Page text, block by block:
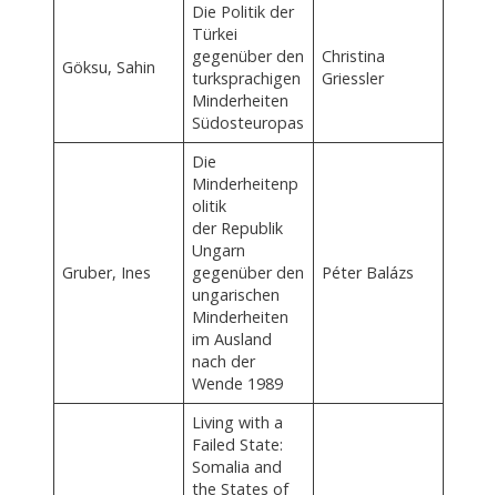
Göksu, Sahin
Die Politik der
Türkei
gegenüber den
turksprachigen
Minderheiten
Südosteuropas
Christina
Griessler
Gruber, Ines
Die
Minderheitenp
olitik
der Republik
Ungarn
gegenüber den
ungarischen
Minderheiten
im Ausland
nach der
Wende 1989
Péter Balázs
Living with a
Failed State:
Somalia and
the States of